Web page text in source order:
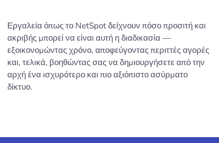
Εργαλεία όπως το NetSpot δείχνουν πόσο προσιτή και
ακριβής μπορεί να είναι αυτή η διαδικασία —
εξοικονομώντας χρόνο, αποφεύγοντας περιττές αγορές
και, τελικά, βοηθώντας σας να δημιουργήσετε από την
αρχή ένα ισχυρότερο και πιο αξιόπιστο ασύρματο
δίκτυο.